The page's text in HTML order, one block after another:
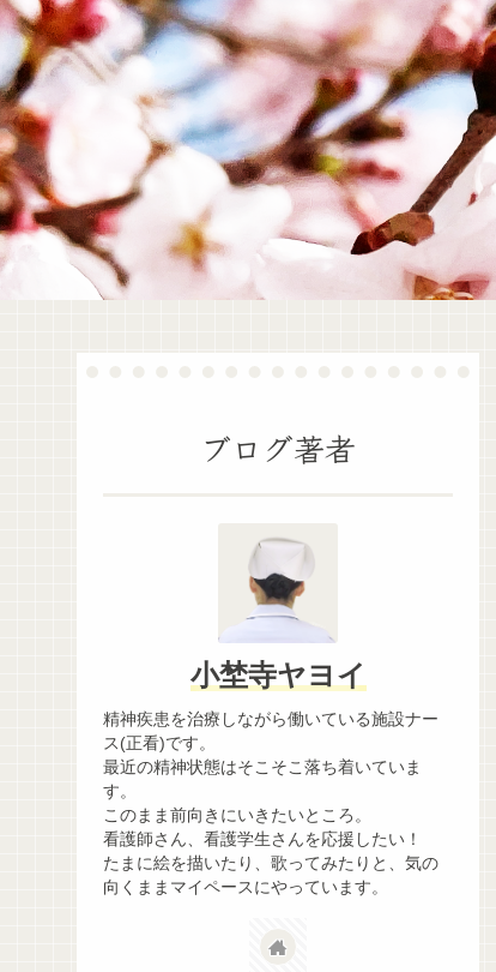
ブログ著者
小埜寺ヤヨイ
精神疾患を治療しながら働いている施設ナー
ス(正看)です。
最近の精神状態はそこそこ落ち着いていま
す。
このまま前向きにいきたいところ。
看護師さん、看護学生さんを応援したい！
たまに絵を描いたり、歌ってみたりと、気の
向くままマイペースにやっています。